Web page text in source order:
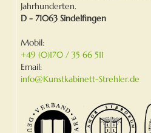
Jahrhunderten.
D -71063 Sindelfingen
Mobil:
+49 (0)170 / 35 66 511
Email:
info@Kunstkabinett-Strehler.de